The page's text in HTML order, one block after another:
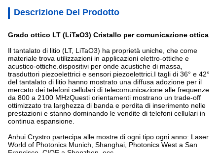
Descrizione Del Prodotto
Grado ottico LT (LiTaO3) Cristallo per comunicazione ottica
Il tantalato di litio (LT, LiTaO3) ha proprietà uniche, che come
materiale trova utilizzazioni in applicazioni elettro-ottiche e
acustico-ottiche.dispositivi per onde acustiche di massa,
trasduttori piezoelettrici e sensori piezoelettrici.I tagli di 36° e 42°
del tantalato di litio hanno mostrato una diffusa adozione per il
mercato dei telefoni cellulari di telecomunicazione alle frequenze
da 800 a 2100 MHzQuesti orientamenti mostrano un trade-off
ottimizzato tra larghezza di banda e perdita di inserimento nelle
prestazioni e stanno dominando le vendite di telefoni cellulari in
continua espansione.
Anhui Crystro partecipa alle mostre di ogni tipo ogni anno: Laser
World of Photonics Munich, Shanghai, Photonics West a San